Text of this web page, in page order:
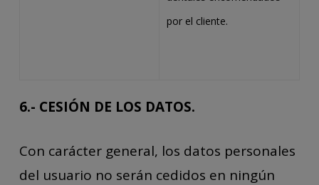
por el cliente.
6.- CESIÓN DE LOS DATOS.
Con carácter general, los datos personales
del usuario no serán cedidos en ningún